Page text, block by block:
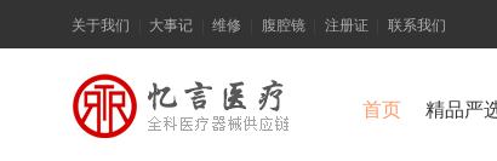
关于我们 大事记 维修 腹腔镜 注册证 联系我们
首页 精品严